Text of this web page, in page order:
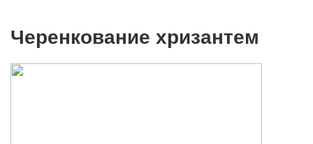
Черенкование хризантем